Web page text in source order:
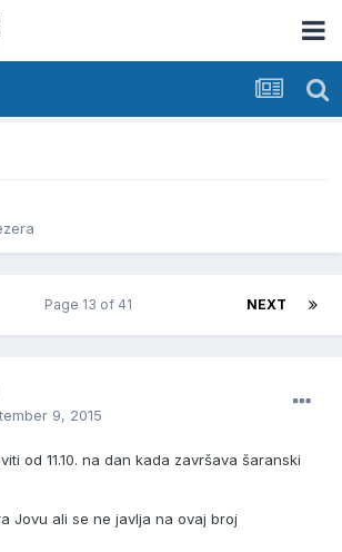
NEXT
Page 13 of 41
9, 2015
od 11.10. na dan kada završava šaranski
Jovu ali se ne javlja na ovaj broj